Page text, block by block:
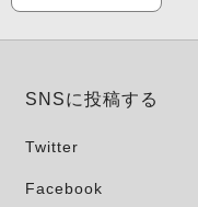
SNSに投稿する
Twitter
Facebook